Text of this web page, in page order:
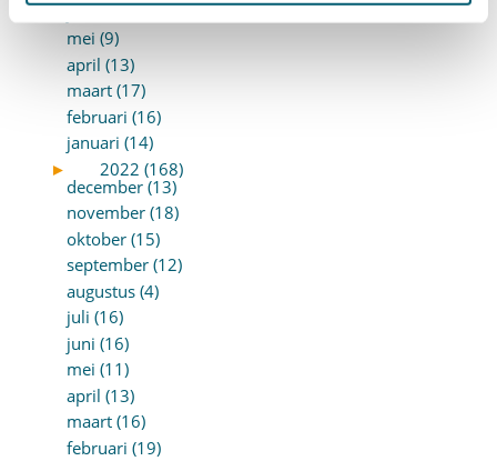
juni (21)
mei (9)
april (13)
maart (17)
februari (16)
januari (14)
►
2022 (168)
december (13)
november (18)
oktober (15)
september (12)
augustus (4)
juli (16)
juni (16)
mei (11)
april (13)
maart (16)
februari (19)